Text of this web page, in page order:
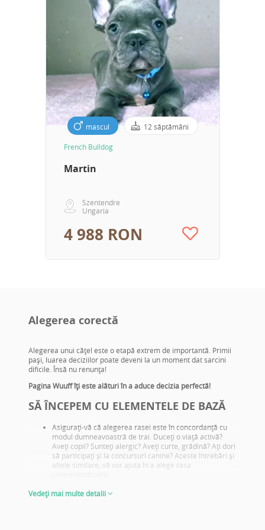
mascul 12 săptămâni
French Bulldog
Martin
Szentendre
Ungaria
4 988 RON
Alegerea corectă
Alegerea unui căţel este o etapă extrem de importantă. Primii
paşi, luarea deciziilor poate deveni la un moment dat sarcini
dificile. Însă nu renunţa!
Pagina Wuuff îţi este alături în a aduce decizia perfectă!
SĂ ÎNCEPEM CU ELEMENTELE DE BAZĂ
Asiguraţi-vă că alegerea rasei este în concordanţă cu
modul dumneavoastră de trai. Duceţi o viaţă activă?
Aveţi copii? Sunteţi alergic? Aveţi curte, grădină? Aţi dori
să participaţi şi la concursuri canine? Aceste întrebări şi
altele similare, vă vor ajuta în a alege rasa
rasei şi încercaţi să alegeţi pui din părinţi care deţin
Vedeți mai multe detalii